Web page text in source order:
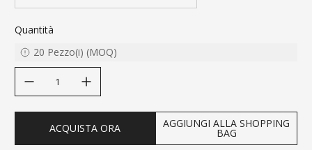
Quantità
20 Pezzo(i) (MOQ)
ACQUISTA ORA AGGIUNGI ALLA SHOPPING
BAG